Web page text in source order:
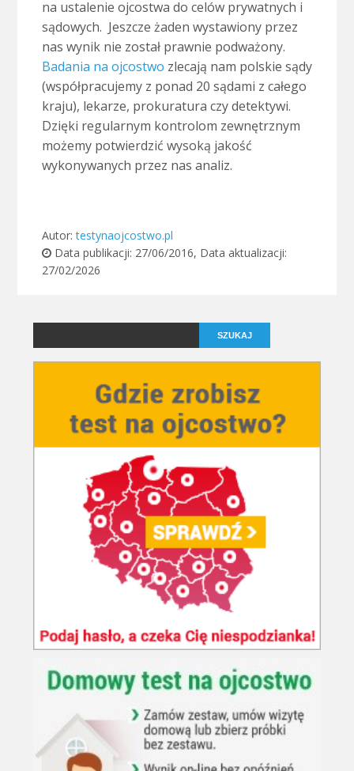
na ustalenie ojcostwa do celów prywatnych i
sądowych. Jeszcze żaden wystawiony przez
nas wynik nie został prawnie podważony.
Badania na ojcostwo zlecają nam polskie sądy
(współpracujemy z ponad 20 sądami z całego
kraju), lekarze, prokuratura czy detektywi.
Dzięki regularnym kontrolom zewnętrznym
możemy potwierdzić wysoką jakość
wykonywanych przez nas analiz.
Autor:testynaojcostwo.pl
Data publikacji: 27/06/2016, Data aktualizacji:
27/02/2026